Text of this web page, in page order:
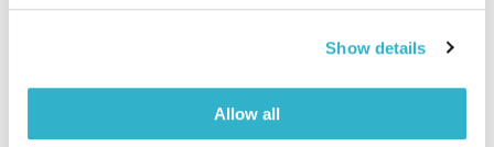
Show details
Allow all
אודיו